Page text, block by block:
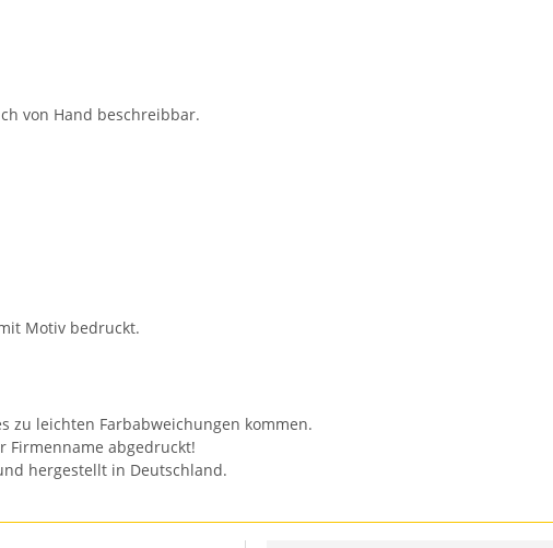
von Hand beschreibbar.
Motiv bedruckt.
zu leichten Farbabweichungen kommen.
Firmenname abgedruckt!
hergestellt in Deutschland.